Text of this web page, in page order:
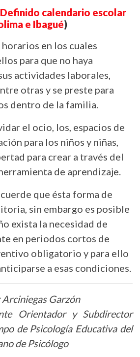
Definido calendario escolar
e Ibagué)
en los cuales
para que no haya
actividades laborales,
otras y se preste para
dentro de la familia.
el ocio, los, espacios de
para los niños y niñas,
para crear a través del
de aprendizaje.
que ésta forma de
sin embargo es posible
exista la necesidad de
en periodos cortos de
obligatorio y para ello
a esas condiciones.
Garzón
Orientador y Subdirector
de Psicología Educativa del
de Psicólogo